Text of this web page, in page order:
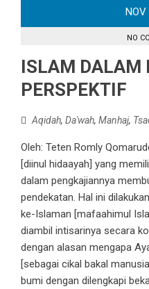
NOV
NO
ISLAM DALAM
PERSPEKTIF
Aqidah, Da'wah, Manhaj,
Oleh: Teten Romly
[diinul hidaayah] yang
dalam pengkajiannya
pendekatan. Hal ini
ke-Islaman [mafaahimul
diambil intisarinya secara
dengan alasan mengapa
[sebagai cikal bakal
bumi dengan dilengkapi